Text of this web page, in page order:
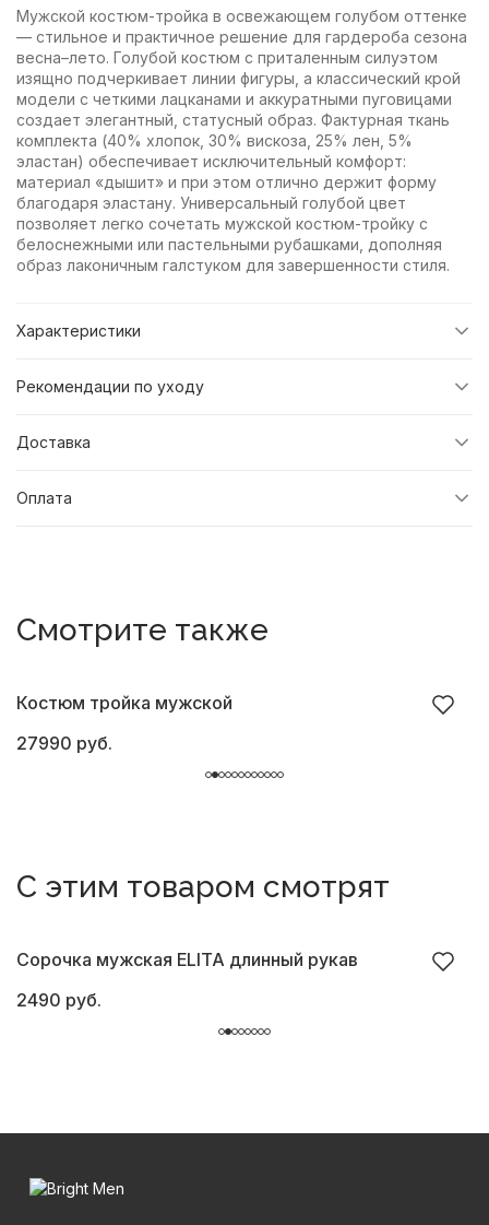
Мужской костюм-тройка в освежающем голубом оттенке
— стильное и практичное решение для гардероба сезона
весна–лето. Голубой костюм с приталенным силуэтом
изящно подчеркивает линии фигуры, а классический крой
модели с четкими лацканами и аккуратными пуговицами
создает элегантный, статусный образ. Фактурная ткань
комплекта (40% хлопок, 30% вискоза, 25% лен, 5%
эластан) обеспечивает исключительный комфорт:
материал «дышит» и при этом отлично держит форму
благодаря эластану. Универсальный голубой цвет
позволяет легко сочетать мужской костюм-тройку с
белоснежными или пастельными рубашками, дополняя
образ лаконичным галстуком для завершенности стиля.
Характеристики
Рекомендации по уходу
Доставка
Оплата
Смотрите также
Костюм тройка мужской
27990 руб.
С этим товаром смотрят
Сорочка мужская ELITA длинный рукав
2490 руб.